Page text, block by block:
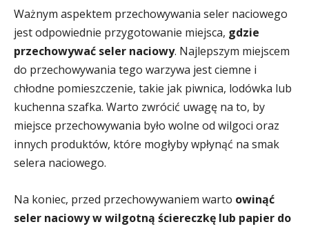
Ważnym aspektem przechowywania seler naciowego
jest odpowiednie przygotowanie miejsca, gdzie
przechowywać seler naciowy. Najlepszym miejscem
do przechowywania tego warzywa jest ciemne i
chłodne pomieszczenie, takie jak piwnica, lodówka lub
kuchenna szafka. Warto zwrócić uwagę na to, by
miejsce przechowywania było wolne od wilgoci oraz
innych produktów, które mogłyby wpłynąć na smak
selera naciowego.
Na koniec, przed przechowywaniem warto owinąć
seler naciowy w wilgotną ściereczkę lub papier do